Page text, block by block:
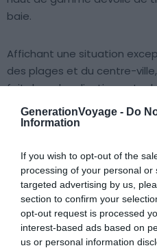
GenerationVoyage - Do
Information
If you wish to opt-out of the
processing of your personal
targeted advertising by us,
section to confirm your
opt-out request is processed
interest-based ads based on
us or personal information
baie.
Affichant une situation
des plages et du centre-
fait de sa localisation entre
navettes gratuites assurent
Réserver cet hôtel
5. Cavo Tagoo